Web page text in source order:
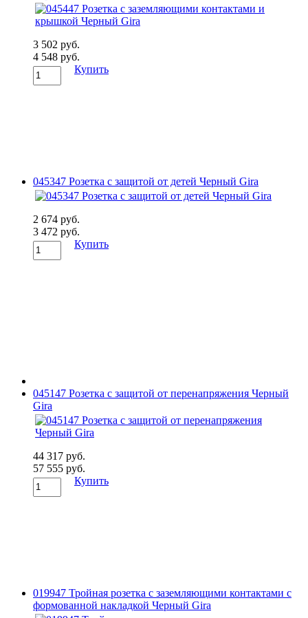
3 502 руб.
4 548 руб.
Купить
045347 Розетка с защитой от детей Черный Gira
2 674 руб.
3 472 руб.
Купить
045147 Розетка с защитой от перенапряжения Черный
Gira
44 317 руб.
57 555 руб.
Купить
019947 Тройная розетка с заземляющими контактами с
формованной накладкой Черный Gira